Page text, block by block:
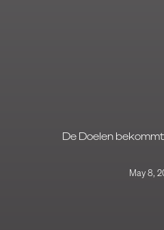
De Doelen
May 8,